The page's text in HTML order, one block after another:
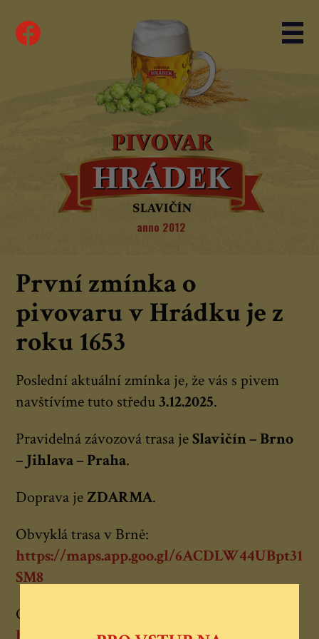
anno 2012
První zmínka o
pivovaru v Hrádku je z
roku 1653
Poslední aktuální zmínka je, že vás s pivem
navštívíme tuto středu3.12.2025.
Pravidelná závozová trasa jeSlavičín – Brno
– Jihlava – Praha.
Doprava jeZDARMA.
Obvyklá trasa v Brně:
https://maps.app.goo.gl/6ACDLW44UBpt31
SM8
Obvyklá večerní trasa v Praze: